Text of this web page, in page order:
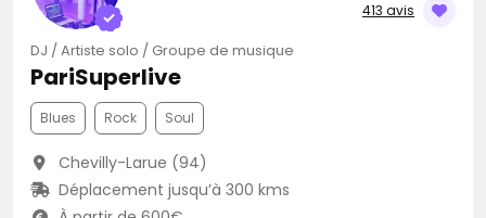
413 avis
DJ / Artiste solo / Groupe de musique
PariSuperlive
Blues Rock Soul
Chevilly-Larue (94)
Déplacement jusqu’à 300 kms